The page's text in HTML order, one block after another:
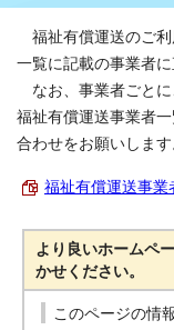
福祉有償運送のご利
一覧に記載の事業者
なお、事業者ごとに
福祉有償運送事業者
合わせをお願いします
福祉有償運送事業
より良いホームペ
かせください。
このページの情